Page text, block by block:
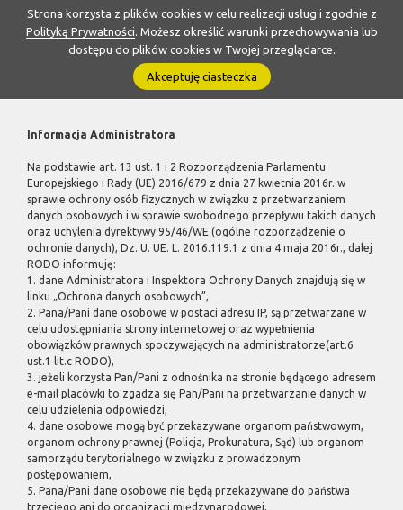
Strona korzysta z plików cookies w celu realizacji usług i zgodnie z
Polityką Prywatności. Możesz określić warunki przechowywania lub
dostępu do plików cookies w Twojej przeglądarce.
Akceptuję ciasteczka
Informacja Administratora
Na podstawie art. 13 ust. 1 i 2 Rozporządzenia Parlamentu
Europejskiego i Rady (UE) 2016/679 z dnia 27 kwietnia 2016r. w
sprawie ochrony osób fizycznych w związku z przetwarzaniem
danych osobowych i w sprawie swobodnego przepływu takich danych
oraz uchylenia dyrektywy 95/46/WE (ogólne rozporządzenie o
ochronie danych), Dz. U. UE. L. 2016.119.1 z dnia 4 maja 2016r., dalej
RODO informuję:
1. dane Administratora i Inspektora Ochrony Danych znajdują się w
linku „Ochrona danych osobowych”,
2. Pana/Pani dane osobowe w postaci adresu IP, są przetwarzane w
celu udostępniania strony internetowej oraz wypełnienia
obowiązków prawnych spoczywających na administratorze(art.6
ust.1 lit.c RODO),
3. jeżeli korzysta Pan/Pani z odnośnika na stronie będącego adresem
e-mail placówki to zgadza się Pan/Pani na przetwarzanie danych w
celu udzielenia odpowiedzi,
4. dane osobowe mogą być przekazywane organom państwowym,
organom ochrony prawnej (Policja, Prokuratura, Sąd) lub organom
samorządu terytorialnego w związku z prowadzonym
postępowaniem,
5. Pana/Pani dane osobowe nie będą przekazywane do państwa
trzeciego ani do organizacji międzynarodowej,